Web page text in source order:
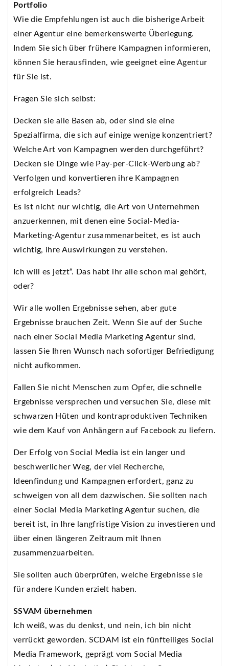
Portfolio
Wie die Empfehlungen ist auch die bisherige Arbeit
einer Agentur eine bemerkenswerte Überlegung.
Indem Sie sich über frühere Kampagnen informieren,
können Sie herausfinden, wie geeignet eine Agentur
für Sie ist.
Fragen Sie sich selbst:
Decken sie alle Basen ab, oder sind sie eine
Spezialfirma, die sich auf einige wenige konzentriert?
Welche Art von Kampagnen werden durchgeführt?
Decken sie Dinge wie Pay-per-Click-Werbung ab?
Verfolgen und konvertieren ihre Kampagnen
erfolgreich Leads?
Es ist nicht nur wichtig, die Art von Unternehmen
anzuerkennen, mit denen eine Social-Media-
Marketing-Agentur zusammenarbeitet, es ist auch
wichtig, ihre Auswirkungen zu verstehen.
Ich will es jetzt“. Das habt ihr alle schon mal gehört,
oder?
Wir alle wollen Ergebnisse sehen, aber gute
Ergebnisse brauchen Zeit. Wenn Sie auf der Suche
nach einer Social Media Marketing Agentur sind,
lassen Sie Ihren Wunsch nach sofortiger Befriedigung
nicht aufkommen.
Fallen Sie nicht Menschen zum Opfer, die schnelle
Ergebnisse versprechen und versuchen Sie, diese mit
schwarzen Hüten und kontraproduktiven Techniken
wie dem Kauf von Anhängern auf Facebook zu liefern.
Der Erfolg von Social Media ist ein langer und
beschwerlicher Weg, der viel Recherche,
Ideenfindung und Kampagnen erfordert, ganz zu
schweigen von all dem dazwischen. Sie sollten nach
einer Social Media Marketing Agentur suchen, die
bereit ist, in Ihre langfristige Vision zu investieren und
über einen längeren Zeitraum mit Ihnen
zusammenzuarbeiten.
Sie sollten auch überprüfen, welche Ergebnisse sie
für andere Kunden erzielt haben.
SSVAM übernehmen
Ich weiß, was du denkst, und nein, ich bin nicht
verrückt geworden. SCDAM ist ein fünfteiliges Social
Media Framework, geprägt vom Social Media